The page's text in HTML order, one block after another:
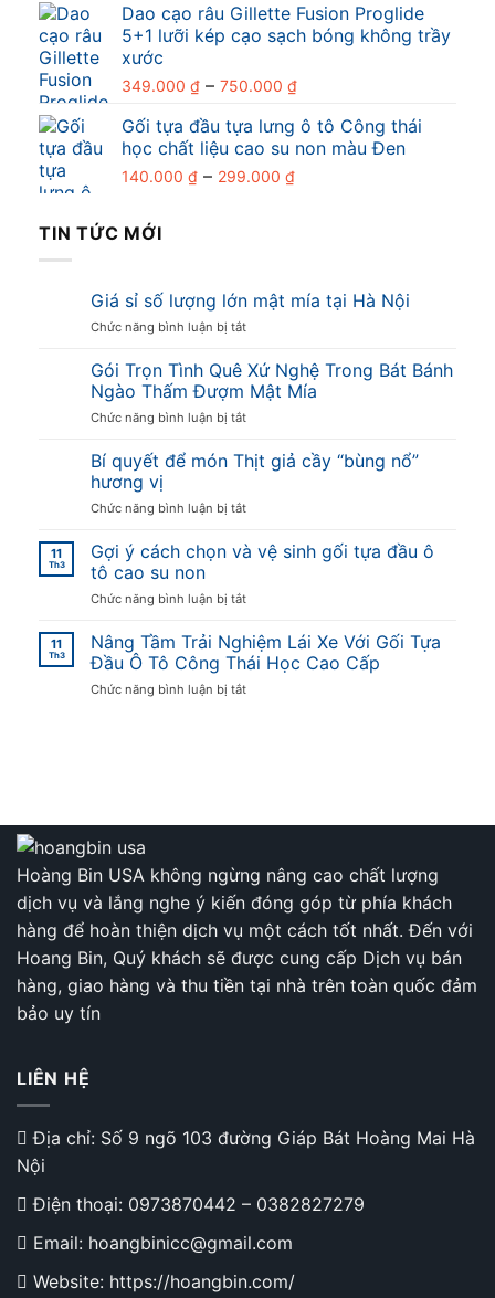
từ
350.000 ₫
420.000 ₫
Dao cạo râu Gillette Fusion Proglide
5+1 lưỡi kép cạo sạch bóng không trầy
xước
349.000 ₫ – 750.000 ₫Khoảng
từ
349.000 ₫
Gối tựa đầu tựa lưng ô tô Công thái
học chất liệu cao su non màu Đen
140.000 ₫ – 299.000 ₫Khoảng
299.000 ₫
TIN TỨC MỚI
Giá sỉ số lượng lớn mật mía tại Hà Nội
Chức năng bình luận bị tắtở
sỉ
số
lượng
lớn
mía
Nội
Gói Trọn Tình Quê Xứ Nghệ Trong Bát Bánh
Ngào Thấm Đượm Mật Mía
Chức năng bình luận bị tắtở
Trọn
Tình
Xứ
Trong
Ngào
Đượm
Mật
Bí quyết để món Thịt giả cầy “bùng nổ”
hương vị
Chức năng bình luận bị tắtở
quyết
để
Thịt
cầy
“bùng
hương
11
Th3
Gợi ý cách chọn và vệ sinh gối tựa đầu ô
tô cao su non
Chức năng bình luận bị tắtở
ý
cách
chọn
và
tô
non
11
Th3
Nâng Tầm Trải Nghiệm Lái Xe Với Gối Tựa
Đầu Ô Tô Công Thái Học Cao Cấp
Chức năng bình luận bị tắtở
Đầu
Tô
Công
Thái
Học
Cao
Hoàng Bin USA không ngừng nâng cao chất lượng
dịch vụ và lắng nghe ý kiến đóng góp từ phía khách
hàng để hoàn thiện dịch vụ một cách tốt nhất. Đến với
Hoang Bin, Quý khách sẽ được cung cấp Dịch vụ bán
hàng, giao hàng và thu tiền tại nhà trên toàn quốc đảm
bảo uy tín
LIÊN HỆ
Địa chỉ: Số 9 ngõ 103 đường Giáp Bát Hoàng Mai Hà
Nội
Điện thoại: 0973870442 – 0382827279
Email: hoangbinicc@gmail.com
Website: https://hoangbin.com/